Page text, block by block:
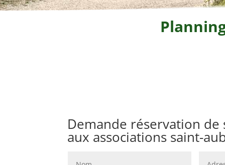
Demande réservation de
aux associations saint-